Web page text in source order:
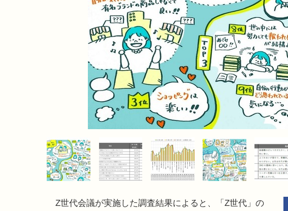
Z世代会議が実施した調査結果によると、「Z世代」の